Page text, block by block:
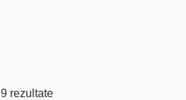
9 rezultate